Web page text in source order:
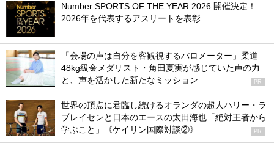
Number SPORTS OF THE YEAR 2026 開催決定！
2026年を代表するアスリートを表彰
「会場の声は自分を客観視するバロメーター」柔道
48kg級金メダリスト・角田夏実が感じていた声の力
と、声を活かした新たなミッション
PR
世界の頂点に君臨し続けるオランダの超人ハリー・ラ
ブレイセンと日本のエースの太田海也「絶対王者から
学ぶこと」《ケイリン国際対談②》
PR